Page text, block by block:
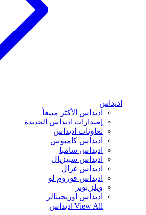
اديداس
اديداس الأكثر مبيعاً
إصدارات اديداس الجديدة
تعاونات اديداس
اديداس كامبوس
اديداس سامبا
اديداس سبيزيال
اديداس غزال
اديداس فوروم لو
ويلز بونر
اديداس اوريجينالز
View All اديداس